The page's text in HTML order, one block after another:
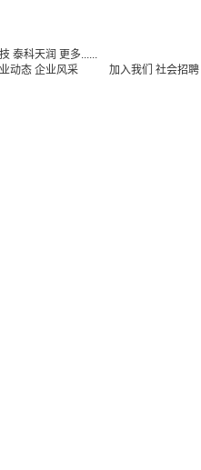
泰科天润 更多......
动态 企业风采 加入我们 社会招聘